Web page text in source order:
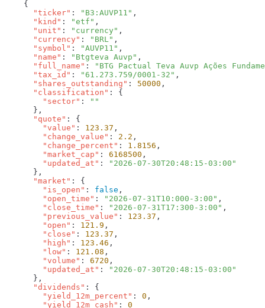
      "ticker"
: "B3:AUVP11"
      "kind"
: "etf"
      "unit"
: "currency"
      "currency"
: "BRL"
      "symbol"
: "AUVP11"
      "name"
: "Btgteva Auvp"
      "full_name"
:
"BTG Pactual Teva Auvp Ações
      "tax_id"
: "61.273.759/0001-32"
      "shares_outstanding"
: 50000
      "classification"
        "sector"
:
      "quote"
        "value"
: 123.37
        "change_value"
: 2.2
        "change_percent"
: 1.8156
        "market_cap"
: 6168500
        "updated_at"
:
      "market"
        "is_open"
: false
        "open_time"
: "2026-07-31T10:000-3:00"
        "close_time"
: "2026-07-31T17:300-3:00"
        "previous_value"
: 123.37
        "open"
: 121.9
        "close"
: 123.37
        "high"
: 123.46
        "low"
: 121.08
        "volume"
: 6720
        "updated_at"
:
      "dividends"
        "yield_12m_percent"
: 0
        "yield_12m_cash"
: